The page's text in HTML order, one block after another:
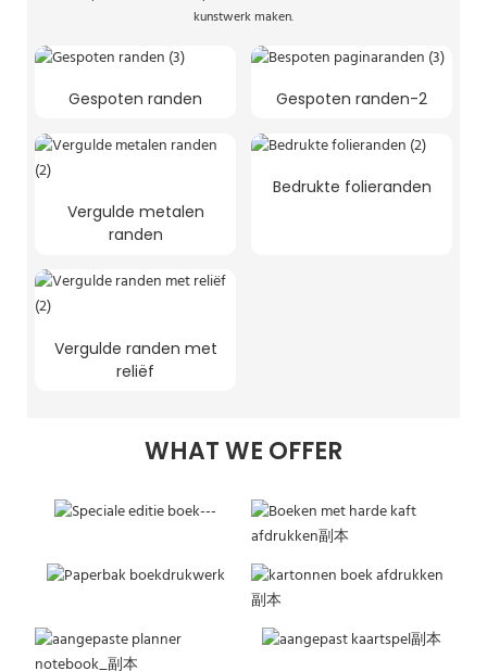
kunstwerk maken.
Gespoten randen Gespoten randen-2
Vergulde metalen
randen
Bedrukte folieranden
Vergulde randen met
reliëf
WHAT WE OFFER